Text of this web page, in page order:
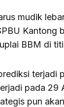
mudik
BBM di
terjadi
pada 29
pun